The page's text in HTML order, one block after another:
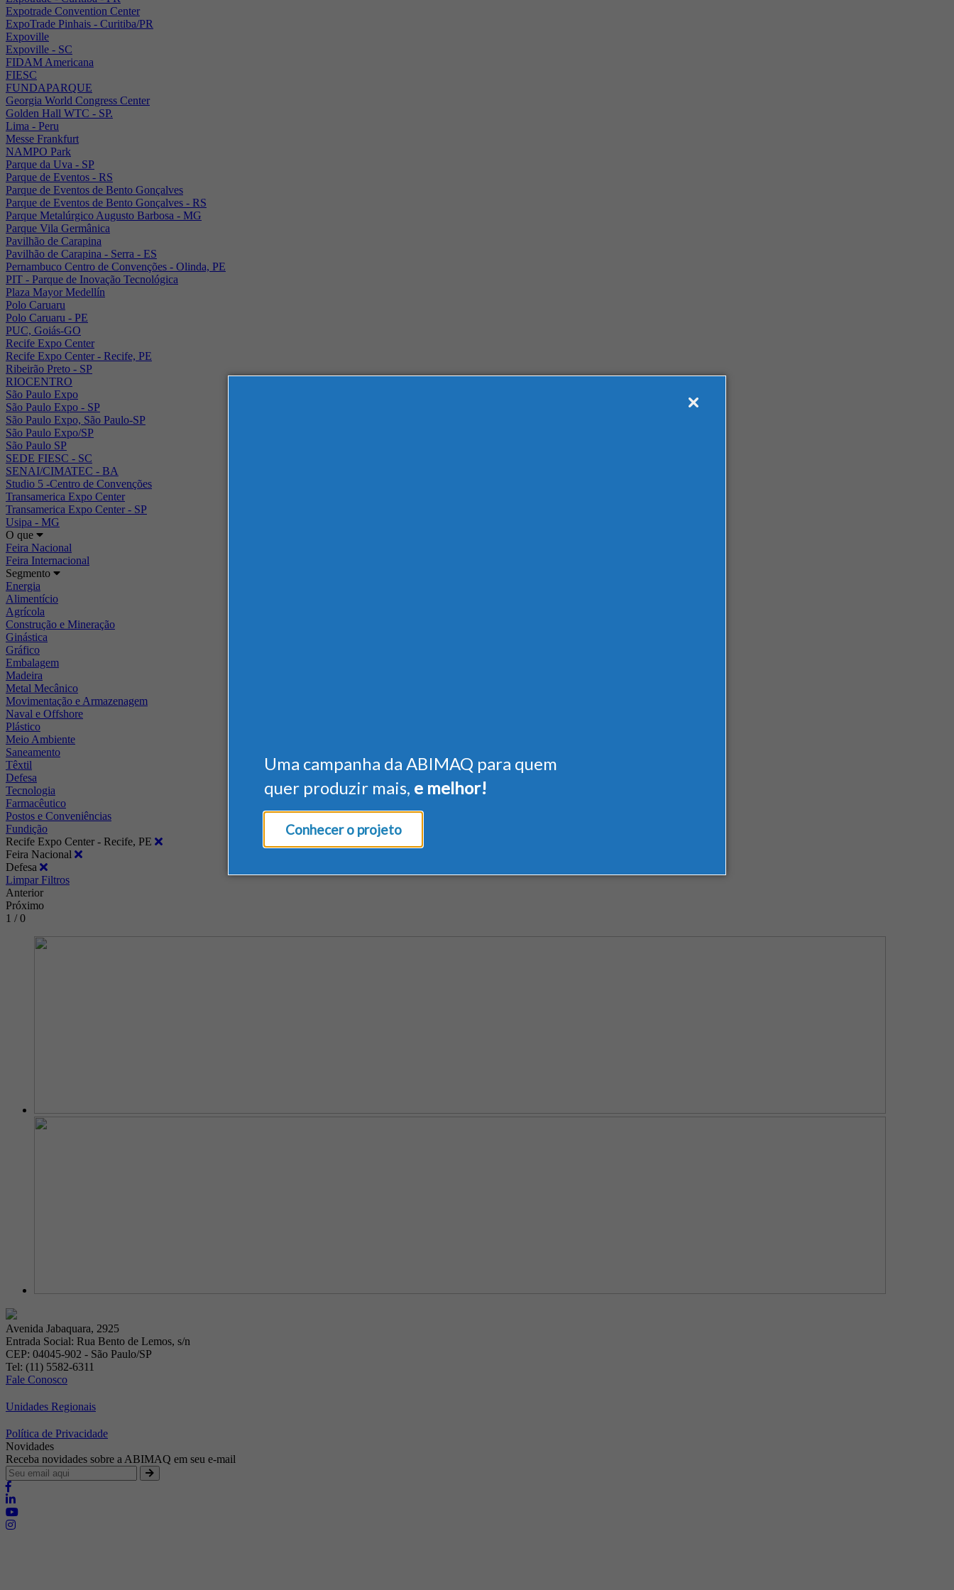
Uma campanha da ABIMAQ para quem
quer produzir mais, e melhor!
Conhecer o projeto
Expotrade Convention Center
ExpoTrade Pinhais - Curitiba/PR
Expoville
Expoville - SC
FIDAM Americana
FIESC
FUNDAPARQUE
Georgia World Congress Center
Golden Hall WTC - SP.
Lima - Peru
Messe Frankfurt
NAMPO Park
Parque da Uva - SP
Parque de Eventos - RS
Parque de Eventos de Bento Gonçalves
Parque de Eventos de Bento Gonçalves - RS
Parque Metalúrgico Augusto Barbosa - MG
Parque Vila Germânica
Pavilhão de Carapina
Pavilhão de Carapina - Serra - ES
Pernambuco Centro de Convenções - Olinda, PE
PIT - Parque de Inovação Tecnológica
Plaza Mayor Medellín
Polo Caruaru
Polo Caruaru - PE
PUC, Goiás-GO
Recife Expo Center
Recife Expo Center - Recife, PE
Ribeirão Preto - SP
RIOCENTRO
São Paulo Expo
São Paulo Expo - SP
São Paulo Expo, São Paulo-SP
São Paulo Expo/SP
São Paulo SP
SEDE FIESC - SC
SENAI/CIMATEC - BA
Studio 5 -Centro de Convenções
Transamerica Expo Center
Transamerica Expo Center - SP
Usipa - MG
O que
Feira Nacional
Feira Internacional
Segmento
Energia
Alimentício
Agrícola
Construção e Mineração
Ginástica
Gráfico
Embalagem
Madeira
Metal Mecânico
Movimentação e Armazenagem
Naval e Offshore
Plástico
Meio Ambiente
Saneamento
Têxtil
Defesa
Tecnologia
Farmacêutico
Postos e Conveniências
Fundição
Recife Expo Center - Recife, PE
Feira Nacional
Defesa
Limpar Filtros
Anterior
Próximo
1 / 0
Avenida Jabaquara, 2925
Entrada Social: Rua Bento de Lemos, s/n
CEP: 04045-902 - São Paulo/SP
Tel: (11) 5582-6311
Fale Conosco
Unidades Regionais
Política de Privacidade
Novidades
Receba novidades sobre a ABIMAQ em seu e-mail